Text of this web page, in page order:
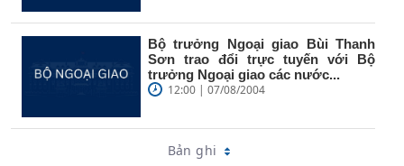
Bộ trưởng Ngoại giao Bùi Thanh
Sơn trao đổi trực tuyến với Bộ
trưởng Ngoại giao các nước...
12:00 | 07/08/2004
Bản ghi